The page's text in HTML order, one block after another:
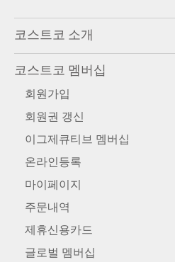
코스트코 소개
코스트코 멤버십
회원가입
회원권 갱신
이그제큐티브 멤버십
온라인등록
마이페이지
주문내역
제휴신용카드
글로벌 멤버십